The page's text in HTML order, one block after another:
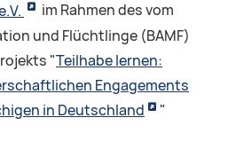
im Rahmen des vom
und Flüchtlinge (BAMF)
"Teilhabe lernen:
Engagements
in Deutschland
"